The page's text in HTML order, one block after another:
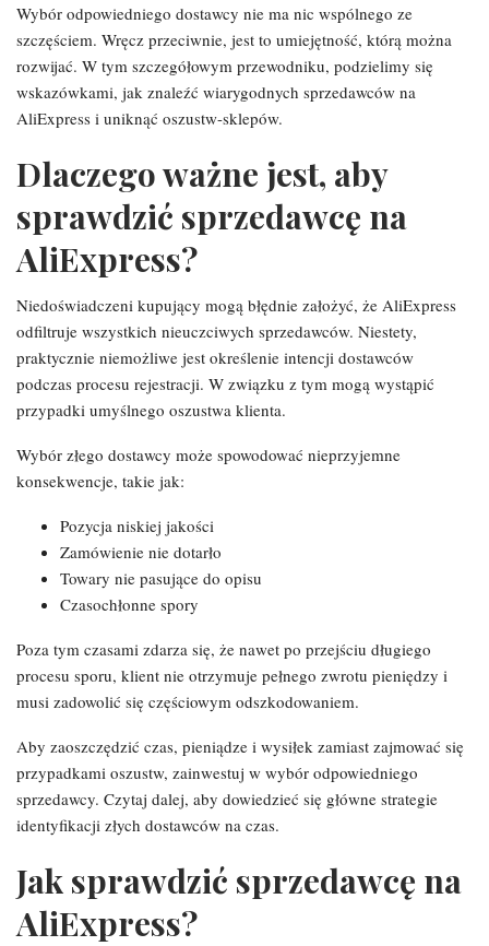
Wybór odpowiedniego dostawcy nie ma nic wspólnego ze
szczęściem. Wręcz przeciwnie, jest to umiejętność, którą można
rozwijać. W tym szczegółowym przewodniku, podzielimy się
wskazówkami, jak znaleźć wiarygodnych sprzedawców na
AliExpress i uniknąć oszustw-sklepów.
Dlaczego ważne jest, aby
sprawdzić sprzedawcę na
AliExpress?
Niedoświadczeni kupujący mogą błędnie założyć, że AliExpress
odfiltruje wszystkich nieuczciwych sprzedawców. Niestety,
praktycznie niemożliwe jest określenie intencji dostawców
podczas procesu rejestracji. W związku z tym mogą wystąpić
przypadki umyślnego oszustwa klienta.
Wybór złego dostawcy może spowodować nieprzyjemne
konsekwencje, takie jak:
Pozycja niskiej jakości
Zamówienie nie dotarło
Towary nie pasujące do opisu
Czasochłonne spory
Poza tym czasami zdarza się, że nawet po przejściu długiego
procesu sporu, klient nie otrzymuje pełnego zwrotu pieniędzy i
musi zadowolić się częściowym odszkodowaniem.
Aby zaoszczędzić czas, pieniądze i wysiłek zamiast zajmować się
przypadkami oszustw, zainwestuj w wybór odpowiedniego
sprzedawcy. Czytaj dalej, aby dowiedzieć się główne strategie
identyfikacji złych dostawców na czas.
Jak sprawdzić sprzedawcę na
AliExpress?